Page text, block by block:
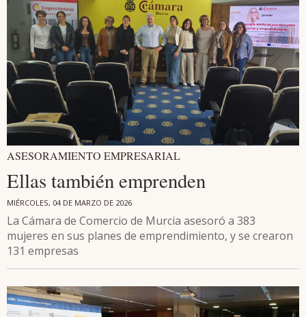
ASESORAMIENTO EMPRESARIAL
Ellas también emprenden
MIÉRCOLES, 04 DE MARZO DE 2026
La Cámara de Comercio de Murcia asesoró a 383
mujeres en sus planes de emprendimiento, y se crearon
131 empresas